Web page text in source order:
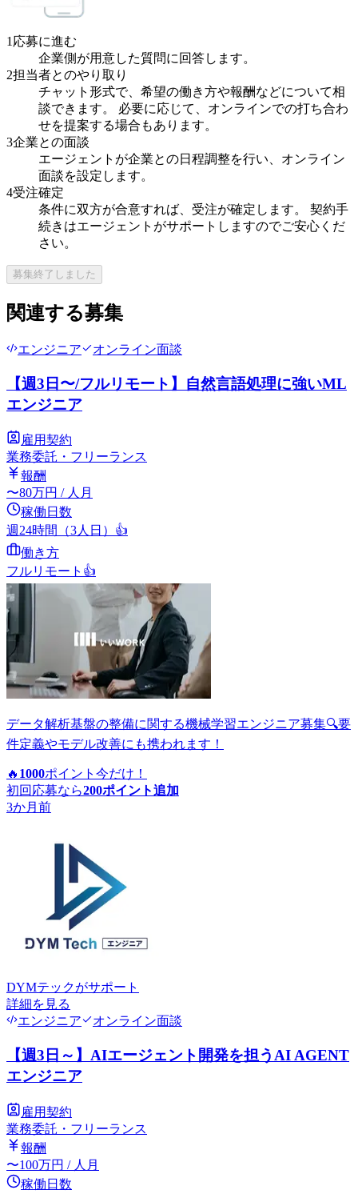
1 応募に進む
企業側が用意した質問に回答します。
2担当者とのやり取り
チャット形式で、希望の働き方や報酬などについて相
談できます。 必要に応じて、オンラインでの打ち合わ
せを提案する場合もあります。
3企業との面談
エージェントが企業との日程調整を行い、オンライン
面談を設定します。
4受注確定
条件に双方が合意すれば、受注が確定します。 契約手
続きはエージェントがサポートしますのでご安心くだ
さい。
募集終了しました
関連する募集
エンジニア オンライン面談
【週3日〜/フルリモート】自然言語処理に強いML
エンジニア
雇用契約
業務委託・フリーランス
報酬
〜80万円 / 人月
稼働日数
週24時間（3人日） 👍
働き方
フルリモート 👍
データ解析基盤の整備に関する機械学習エンジニア募集🔍要
件定義やモデル改善にも携われます！
🔥 1000ポイント 今だけ！
初回応募なら200ポイント追加
3か月前
DYMテックがサポート
詳細を見る
エンジニア
オンライン面談
【週3日～】AIエージェント開発を担うAI AGENT
エンジニア
雇用契約
業務委託・フリーランス
報酬
〜100万円 / 人月
稼働日数